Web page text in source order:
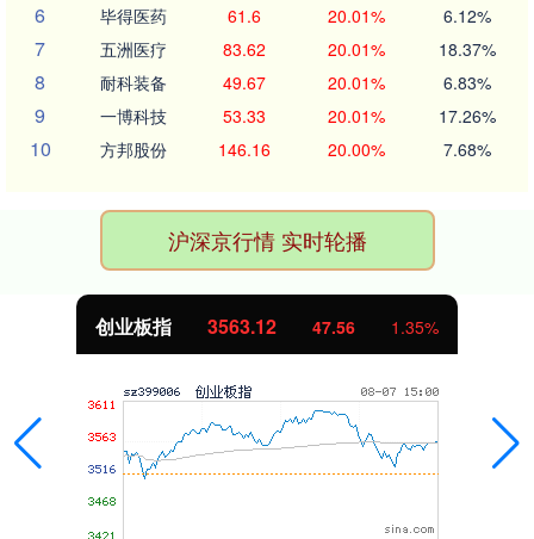
6 毕得医药 61.6 20.01% 6.12%
7 五洲医疗 83.62 20.01% 18.37%
8 耐科装备 49.67 20.01% 6.83%
9 一博科技 53.33 20.01% 17.26%
10 方邦股份 146.16 20.00% 7.68%
沪深京行情 实时轮播
创业板指 3563.12 47.56 1.35%